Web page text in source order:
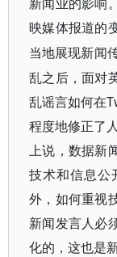
新闻业的影响
映媒体报道的
当地展现新闻
乱之后，面对
乱谣言如何在
程度地修正了
上说，数据新
技术和信息公
外，如何重视
新闻发言人必
化的，这也是